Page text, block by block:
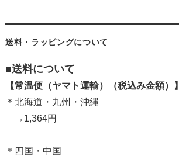
送料・ラッピングについて
■送料について
【常温便（ヤマト運輸）（税込み金額）】
＊北海道・九州・沖縄
→1,364円
＊四国・中国